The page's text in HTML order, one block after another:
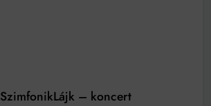
SzimfonikLájk – koncert